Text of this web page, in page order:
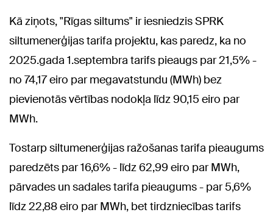
Kā ziņots, "Rīgas siltums" ir iesniedzis SPRK
siltumenerģijas tarifa projektu, kas paredz, ka no
2025.gada 1.septembra tarifs pieaugs par 21,5% -
no 74,17 eiro par megavatstundu (MWh) bez
pievienotās vērtības nodokļa līdz 90,15 eiro par
MWh.
Tostarp siltumenerģijas ražošanas tarifa pieaugums
paredzēts par 16,6% - līdz 62,99 eiro par MWh,
pārvades un sadales tarifa pieaugums - par 5,6%
līdz 22,88 eiro par MWh, bet tirdzniecības tarifs